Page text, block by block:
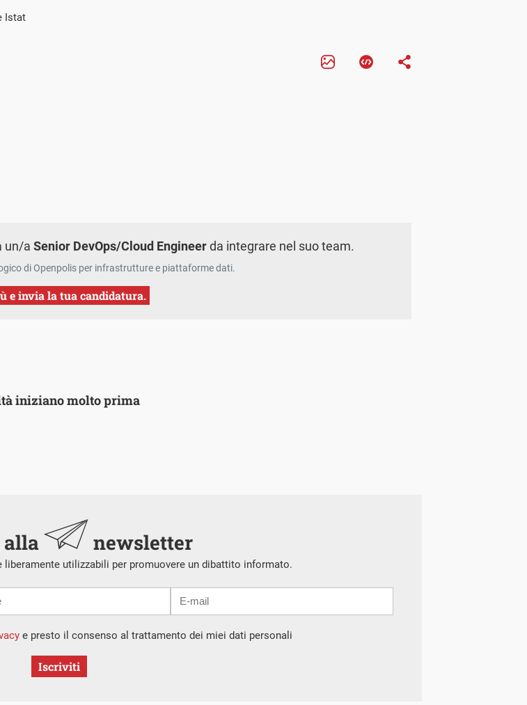
Istat
un/aSenior DevOps/Cloud Engineerda integrare nel suo team.
di Openpolis per infrastrutture e piattaforme dati.
e invia la tua candidatura.
iniziano molto prima
newsletter
liberamente utilizzabili per promuovere un dibattito informato.
e presto il consenso al trattamento dei miei dati personali
Iscriviti